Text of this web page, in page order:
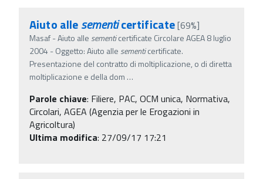
Aiuto allesementicertificate[69%]
Masaf - Aiuto alle sementicertificate Circolare AGEA 8 luglio
2004 - Oggetto: Aiuto alle sementicertificate.
Presentazione del contratto di moltiplicazione, o di diretta
moltiplicazione e della dom …
Parole chiave: Filiere, PAC, OCM unica, Normativa,
Circolari, AGEA (Agenzia per le Erogazioni in
Agricoltura)
Ultima modifica: 27/09/17 17:21